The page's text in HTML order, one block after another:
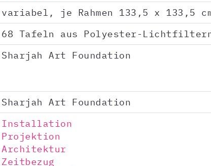
variabel, je Rahmen 133,5 x 133,5
68 Tafeln aus Polyester-
Sharjah Art Foundation
Sharjah Art Foundation
Installation
Projektion
Architektur
Zeitbezug